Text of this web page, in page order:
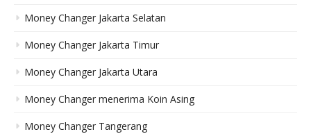
Money Changer Jakarta Selatan
Money Changer Jakarta Timur
Money Changer Jakarta Utara
Money Changer menerima Koin Asing
Money Changer Tangerang